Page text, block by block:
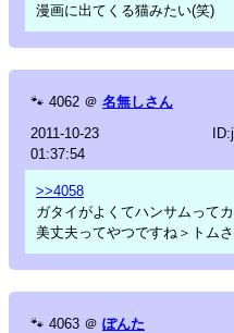
漫画に出てくる猫みたい(笑)
🐾 4062 ＠ 名無しさん
2011-10-23
01:37:54
>>4058
ガタイがよくてハンサムって
美丈夫ってやつですね＞トム
🐾 4063 ＠ ぽんた